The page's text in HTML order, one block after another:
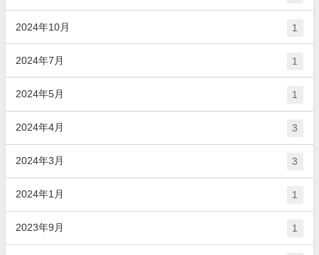
2024年10月 1
2024年7月 1
2024年5月 1
2024年4月 3
2024年3月 3
2024年1月 1
2023年9月 1